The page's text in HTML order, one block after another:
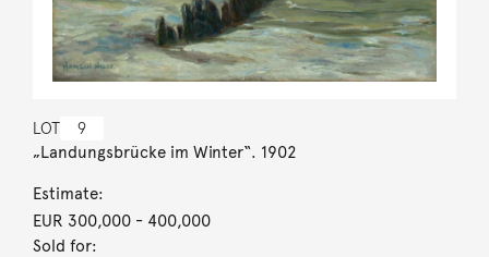
LOT 9
„Landungsbrücke im Winter“. 1902
Estimate:
EUR 300,000- 400,000
Sold for: